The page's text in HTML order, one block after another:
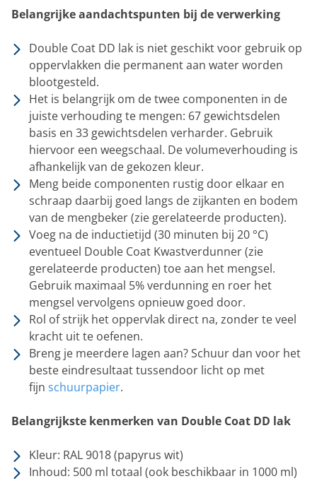
Belangrijke aandachtspunten bij de verwerking
Double Coat DD lak is niet geschikt voor gebruik op
oppervlakken die permanent aan water worden
blootgesteld.
Het is belangrijk om de twee componenten in de
juiste verhouding te mengen: 67 gewichtsdelen
basis en 33 gewichtsdelen verharder. Gebruik
hiervoor een weegschaal. De volumeverhouding is
afhankelijk van de gekozen kleur.
Meng beide componenten rustig door elkaar en
schraap daarbij goed langs de zijkanten en bodem
van de mengbeker (zie gerelateerde producten).
Voeg na de inductietijd (30 minuten bij 20 °C)
eventueel Double Coat Kwastverdunner (zie
gerelateerde producten) toe aan het mengsel.
Gebruik maximaal 5% verdunning en roer het
mengsel vervolgens opnieuw goed door.
Rol of strijk het oppervlak direct na, zonder te veel
kracht uit te oefenen.
Breng je meerdere lagen aan? Schuur dan voor het
beste eindresultaat tussendoor licht op met
fijn schuurpapier.
Belangrijkste kenmerken van Double Coat DD lak
Kleur: RAL 9018 (papyrus wit)
Inhoud: 500 ml totaal (ook beschikbaar in 1000 ml)